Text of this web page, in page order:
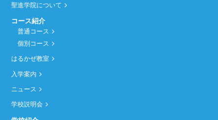
聖進学院について
コース紹介
普通コース
個別コース
はるかぜ教室
入学案内
ニュース
学校説明会